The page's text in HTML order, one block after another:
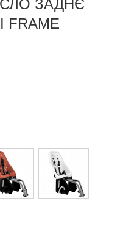
ЗАДНЄ
FRAME